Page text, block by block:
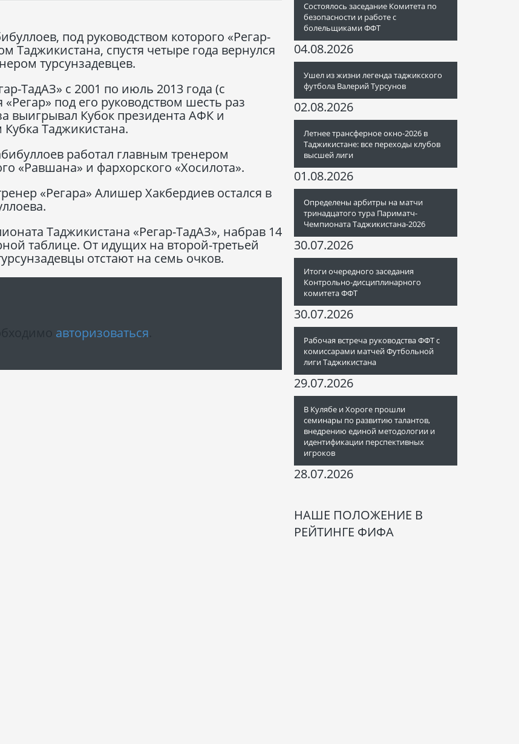
под руководством которого «Регар-
Таджикистана, спустя четыре года вернулся
турсунзадевцев.
ТадАЗ» с 2001 по июль 2013 года (с
под его руководством шесть раз
выигрывал Кубок президента АФК и
Таджикистана.
работал главным тренером
«Равшана» и фархорского «Хосилота».
«Регара» Алишер Хакбердиев остался в
Таджикистана «Регар-ТадАЗ», набрав 14
таблице. От идущих на второй-третьей
отстают на семь очков.
авторизоваться
Состоялось заседание Комитета по
безопасности и работе с
болельщиками ФФТ
04.08.2026
Ушел из жизни легенда таджикского
футбола Валерий Турсунов
02.08.2026
Летнее трансферное окно-2026 в
Таджикистане: все переходы клубов
высшей лиги
01.08.2026
Определены арбитры на матчи
тринадцатого тура Париматч-
Чемпионата Таджикистана-2026
30.07.2026
Итоги очередного заседания
Контрольно-дисциплинарного
комитета ФФТ
30.07.2026
Рабочая встреча руководства ФФТ с
комиссарами матчей Футбольной
лиги Таджикистана
29.07.2026
В Кулябе и Хороге прошли
семинары по развитию талантов,
внедрению единой методологии и
идентификации перспективных
игроков
28.07.2026
НАШЕ ПОЛОЖЕНИЕ В
РЕЙТИНГЕ ФИФА